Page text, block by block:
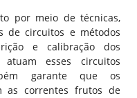
por meio de técnicas,
de circuitos e métodos
e calibração dos
esses circuitos
garante que os
as correntes frutos de